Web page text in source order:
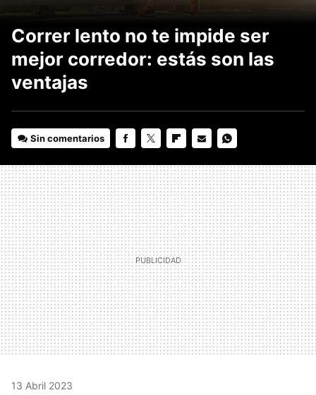
Correr lento no te impide ser
mejor corredor: estás son las
ventajas
Sin comentarios
MAIL
13 Abril 2023